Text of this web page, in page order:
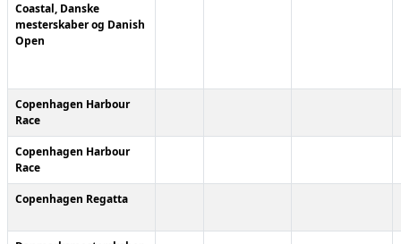
Coastal, Danske
mesterskaber og Danish
Open
Copenhagen Harbour
Race
Copenhagen Harbour
Race
Copenhagen Regatta